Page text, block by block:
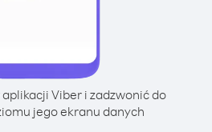
Viber i zadzwonić do
jego ekranu danych